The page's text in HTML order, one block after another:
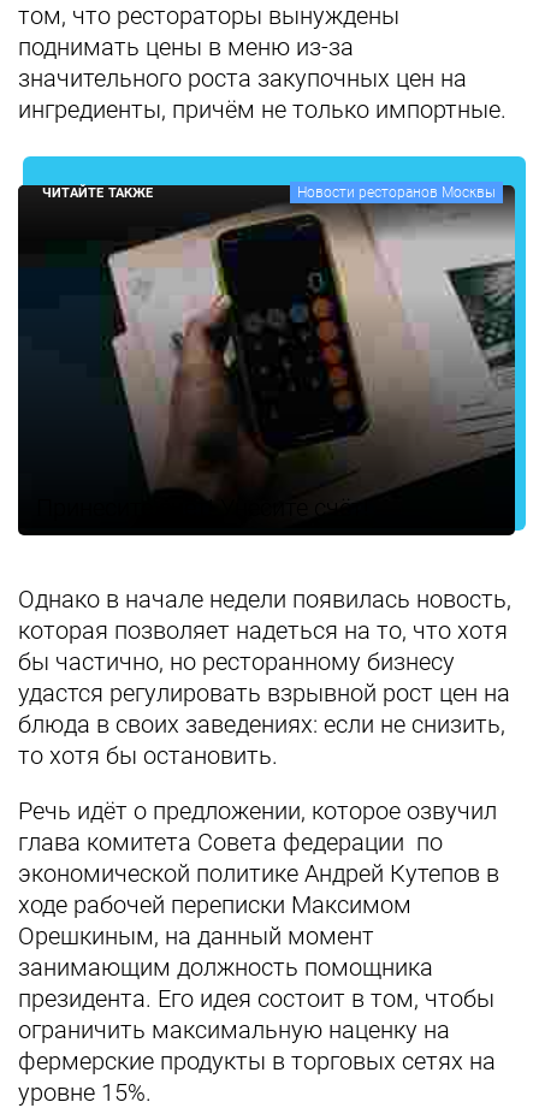
том, что рестораторы вынуждены
поднимать цены в меню из-за
значительного роста закупочных цен на
ингредиенты, причём не только импортные.
Принесите счёт! Унесите счёт!
ЧИТАЙТЕ ТАКЖЕ Новости ресторанов Москвы
Однако в начале недели появилась новость,
которая позволяет надеться на то, что хотя
бы частично, но ресторанному бизнесу
удастся регулировать взрывной рост цен на
блюда в своих заведениях: если не снизить,
то хотя бы остановить.
Речь идёт о предложении, которое озвучил
глава комитета Совета федерации по
экономической политике Андрей Кутепов в
ходе рабочей переписки Максимом
Орешкиным, на данный момент
занимающим должность помощника
президента. Его идея состоит в том, чтобы
ограничить максимальную наценку на
фермерские продукты в торговых сетях на
уровне 15%.